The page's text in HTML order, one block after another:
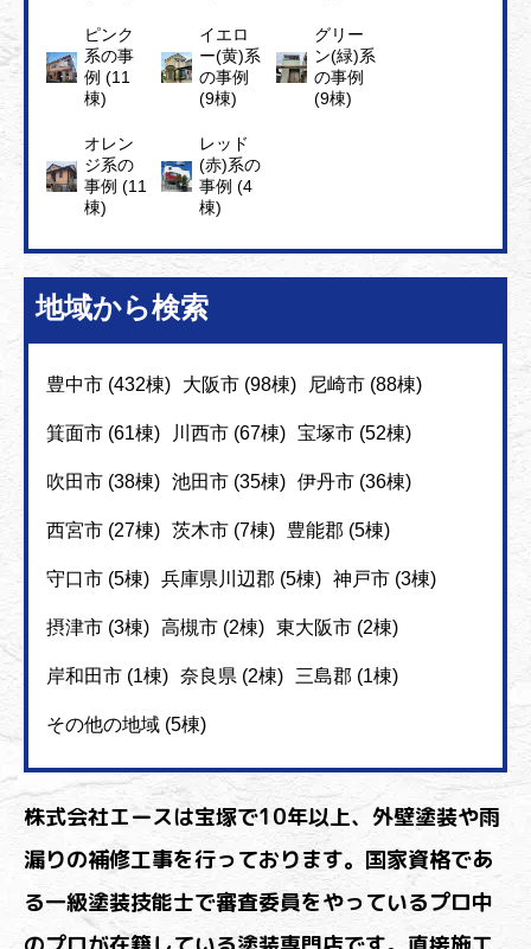
ピンク
系の事
例 (11
棟)
イエロ
ー(黄)系
の事例
(9棟)
グリー
ン(緑)系
の事例
(9棟)
オレン
ジ系の
事例 (11
棟)
レッド
(赤)系の
事例 (4
棟)
地域から検索
豊中市 (432棟) 大阪市 (98棟) 尼崎市 (88棟)
箕面市 (61棟) 川西市 (67棟) 宝塚市 (52棟)
吹田市 (38棟) 池田市 (35棟) 伊丹市 (36棟)
西宮市 (27棟) 茨木市 (7棟) 豊能郡 (5棟)
守口市 (5棟) 兵庫県川辺郡 (5棟) 神戸市 (3棟)
摂津市 (3棟) 高槻市 (2棟) 東大阪市 (2棟)
岸和田市 (1棟) 奈良県 (2棟) 三島郡 (1棟)
その他の地域 (5棟)
株式会社エースは宝塚で10年以上、外壁塗装や雨
漏りの補修工事を行っております。国家資格であ
る一級塗装技能士で審査委員をやっているプロ中